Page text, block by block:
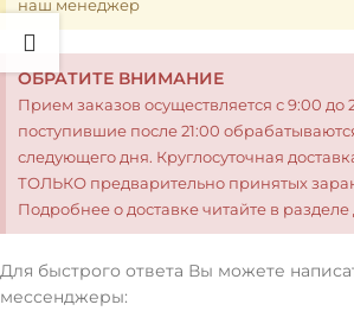
наш менеджер
ОБРАТИТЕ ВНИМАНИЕ
Прием заказов осуществляется с 9:00 до
поступившие после 21:00
следующего дня. Круглосуточная
ТОЛЬКО предварительно принятых
Подробнее о доставке читайте в
Для быстрого ответа Вы можете
мессенджеры: